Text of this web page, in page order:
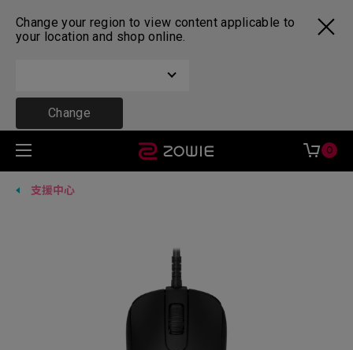
Change your region to view content applicable to
your location and shop online.
Change
0
支援中心